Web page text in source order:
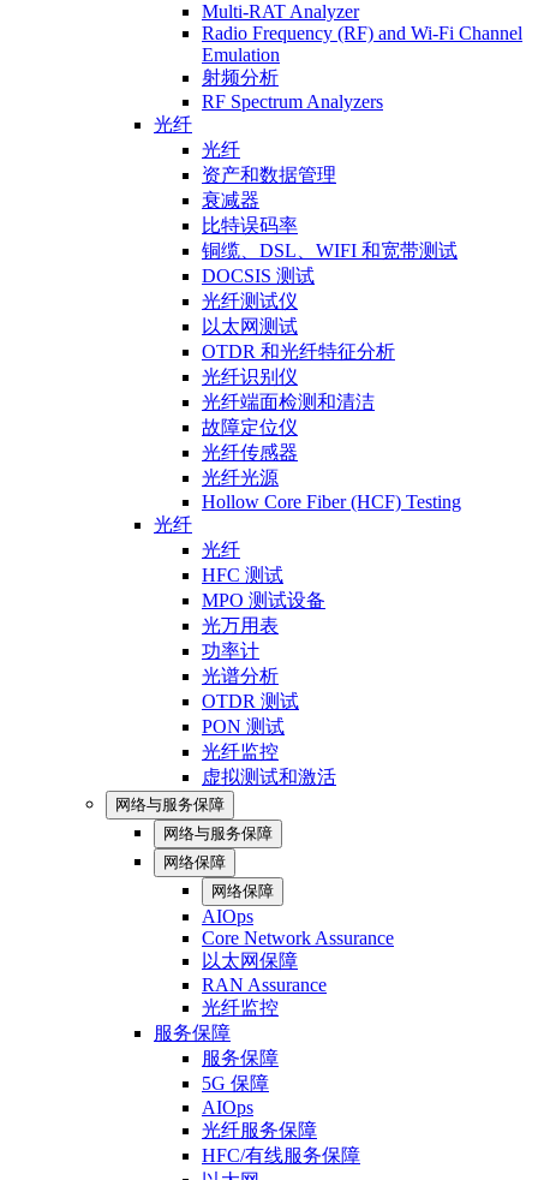
Multi-RAT Analyzer
Radio Frequency (RF) and Wi-Fi Channel
Emulation
射频分析
RF Spectrum Analyzers
光纤
光纤
资产和数据管理
衰减器
比特误码率
铜缆、DSL、WIFI 和宽带测试
DOCSIS 测试
光纤测试仪
以太网测试
OTDR 和光纤特征分析
光纤识别仪
光纤端面检测和清洁
故障定位仪
光纤传感器
光纤光源
Hollow Core Fiber (HCF) Testing
光纤
光纤
HFC 测试
MPO 测试设备
光万用表
功率计
光谱分析
OTDR 测试
PON 测试
光纤监控
虚拟测试和激活
网络与服务保障
网络与服务保障
网络保障
网络保障
AIOps
Core Network Assurance
以太网保障
RAN Assurance
光纤监控
服务保障
服务保障
5G 保障
AIOps
光纤服务保障
HFC/有线服务保障